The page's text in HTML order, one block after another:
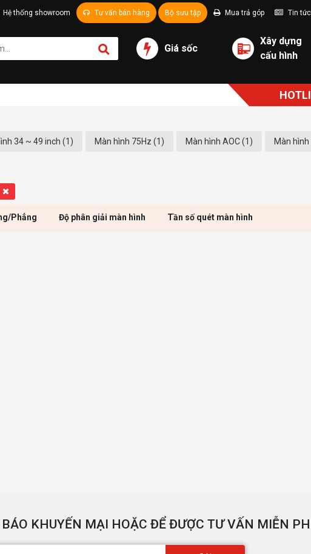
Hệ thống showroom Tư vấn bán hàng Bộ sưu tập Mua trả góp Tin tức
Giá sốc
Xây dựng
cấu hình
34 ~ 49 inch (1) Màn hình 75Hz (1) Màn hình AOC (1) Màn
Phẳng Độ phân giải màn hình Tần số quét màn hình
KHUYẾN MẠI HOẶC ĐỂ ĐƯỢC TƯ VẤN MIỄN